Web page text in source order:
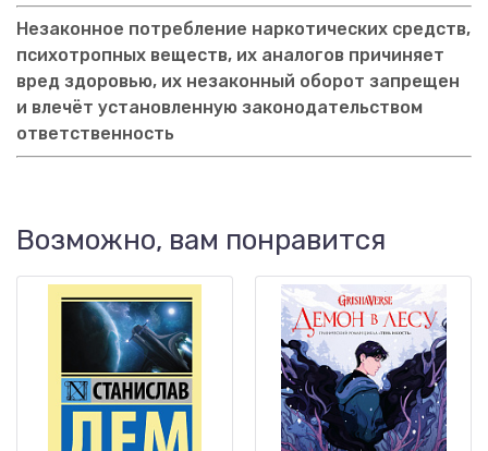
Незаконное потребление наркотических средств,
психотропных веществ, их аналогов причиняет
вред здоровью, их незаконный оборот запрещен
и влечёт установленную законодательством
ответственность
Возможно, вам понравится